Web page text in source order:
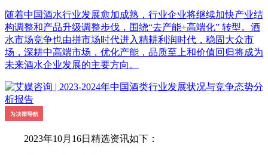
随着中国酒水行业发展愈加成熟，行业企业将继续加快产业结
构调整和产品升级调整步伐，围绕“去产能+高端化” 转型。酒
水市场竞争也由拼市场时代进入精耕利润时代，稳固大众市
场，深耕中高端市场，优化产能，品质至上和价值回归将成为
未来酒水企业发展的主要方向。
2023年10月16日精选资讯如下：